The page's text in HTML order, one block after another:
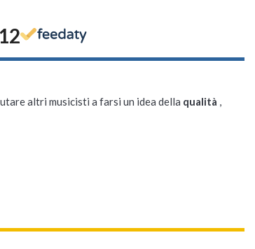
altri musicisti a farsi un idea della qualità ,